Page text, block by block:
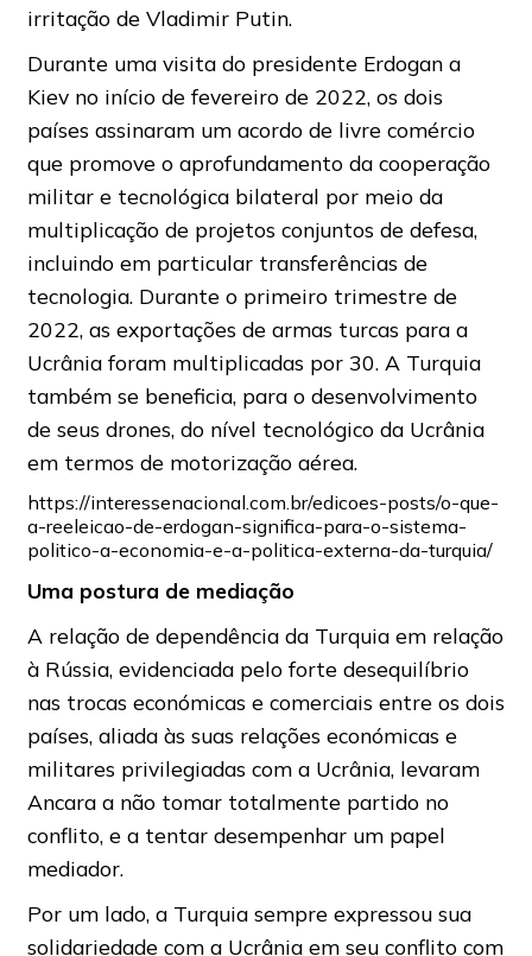
irritação de Vladimir Putin.
Durante uma visita do presidente Erdogan a
Kiev no início de fevereiro de 2022, os dois
países assinaram um acordo de livre comércio
que promove o aprofundamento da cooperação
militar e tecnológica bilateral por meio da
multiplicação de projetos conjuntos de defesa,
incluindo em particular transferências de
tecnologia. Durante o primeiro trimestre de
2022, as exportações de armas turcas para a
Ucrânia foram multiplicadas por 30. A Turquia
também se beneficia, para o desenvolvimento
de seus drones, do nível tecnológico da Ucrânia
em termos de motorização aérea.
https://interessenacional.com.br/edicoes-posts/o-que-
a-reeleicao-de-erdogan-significa-para-o-sistema-
politico-a-economia-e-a-politica-externa-da-turquia/
Uma postura de mediação
A relação de dependência da Turquia em relação
à Rússia, evidenciada pelo forte desequilíbrio
nas trocas económicas e comerciais entre os dois
países, aliada às suas relações económicas e
militares privilegiadas com a Ucrânia, levaram
Ancara a não tomar totalmente partido no
conflito, e a tentar desempenhar um papel
mediador.
Por um lado, a Turquia sempre expressou sua
solidariedade com a Ucrânia em seu conflito com